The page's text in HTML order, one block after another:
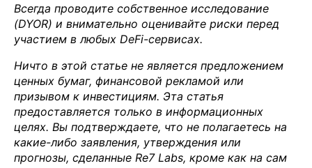
Всегда проводите собственное исследование
(DYOR) и внимательно оценивайте риски перед
участием в любых DeFi-сервисах.
Ничто в этой статье не является предложением
ценных бумаг, финансовой рекламой или
призывом к инвестициям. Эта статья
предоставляется только в информационных
целях. Вы подтверждаете, что не полагаетесь на
какие-либо заявления, утверждения или
прогнозы, сделанные Re7 Labs, кроме как на сам